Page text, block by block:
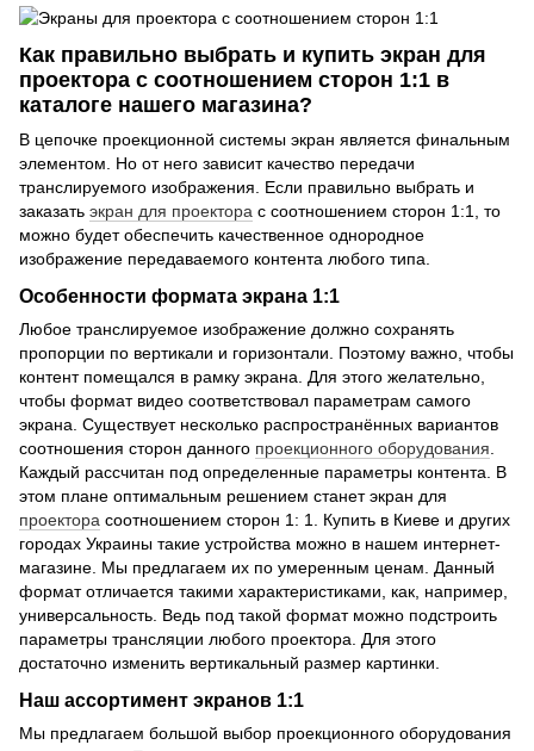
Как правильно выбрать и купить экран для
проектора с соотношением сторон 1:1 в
каталоге нашего магазина?
В цепочке проекционной системы экран является финальным
элементом. Но от него зависит качество передачи
транслируемого изображения. Если правильно выбрать и
заказать экран для проектора с соотношением сторон 1:1, то
можно будет обеспечить качественное однородное
изображение передаваемого контента любого типа.
Особенности формата экрана 1:1
Любое транслируемое изображение должно сохранять
пропорции по вертикали и горизонтали. Поэтому важно, чтобы
контент помещался в рамку экрана. Для этого желательно,
чтобы формат видео соответствовал параметрам самого
экрана. Существует несколько распространённых вариантов
соотношения сторон данного проекционного оборудования.
Каждый рассчитан под определенные параметры контента. В
этом плане оптимальным решением станет экран для
проектора соотношением сторон 1: 1. Купить в Киеве и других
городах Украины такие устройства можно в нашем интернет-
магазине. Мы предлагаем их по умеренным ценам. Данный
формат отличается такими характеристиками, как, например,
универсальность. Ведь под такой формат можно подстроить
параметры трансляции любого проектора. Для этого
достаточно изменить вертикальный размер картинки.
Наш ассортимент экранов 1:1
Мы предлагаем большой выбор проекционного оборудования